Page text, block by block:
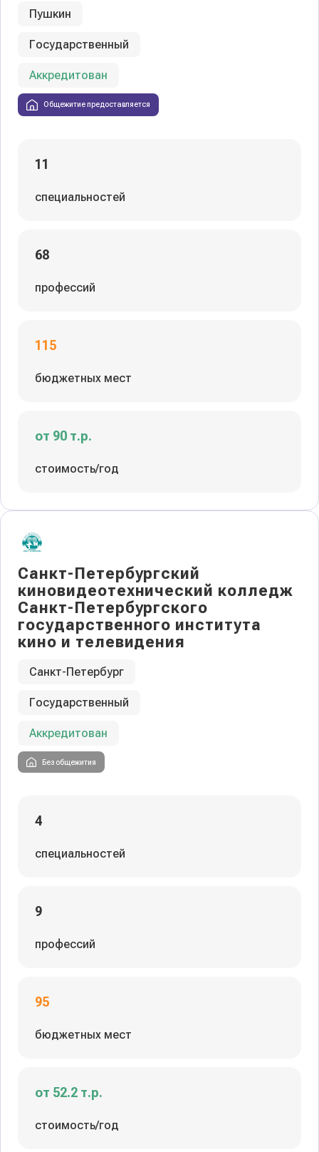
Пушкин
Государственный
Аккредитован
Общежитие предоставляется
11
специальностей
68
профессий
115
бюджетных мест
от 90 т.р.
стоимость/год
Санкт-Петербургский
киновидеотехнический колледж
Санкт-Петербургского
государственного института
кино и телевидения
Санкт-Петербург
Государственный
Аккредитован
Без общежития
4
специальностей
9
профессий
95
бюджетных мест
от 52.2 т.р.
стоимость/год